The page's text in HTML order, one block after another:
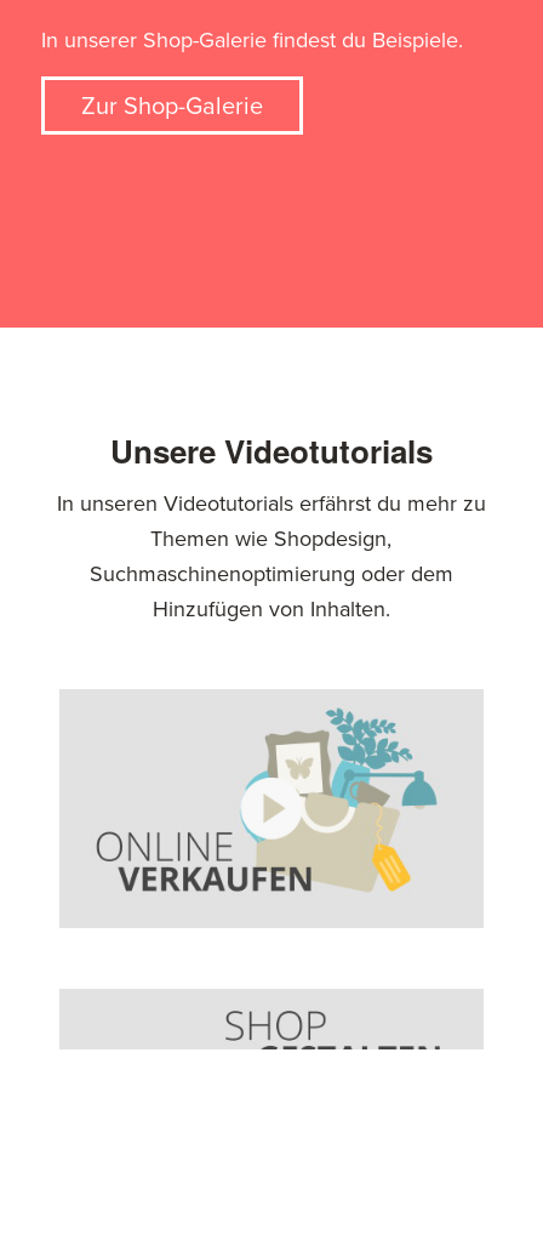
In unserer Shop-Galerie findest du Beispiele.
Zur Shop-Galerie
Unsere Videotutorials
In unseren Videotutorials erfährst du mehr zu
Themen wie Shopdesign,
Suchmaschinenoptimierung oder dem
Hinzufügen von Inhalten.